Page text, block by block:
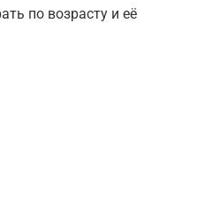
по возрасту и её